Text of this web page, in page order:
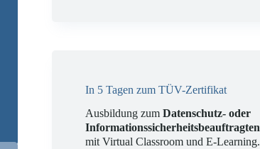
In 5 Tagen zum TÜV-Zertifikat
Ausbildung zumDatenschutz- oder
Informationssicherheitsbeauftragten
mit Virtual Classroom und E-Learning.